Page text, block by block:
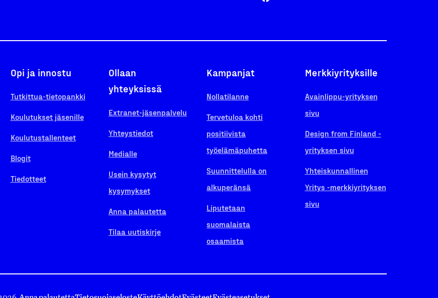
Opi ja innostu
Tutkittua-tietopankki
Koulutukset jäsenille
Koulutustallenteet
Blogit
Tiedotteet
Ollaan
yhteyksissä
Extranet-jäsenpalvelu
Yhteystiedot
Medialle
Usein kysytyt
kysymykset
Anna palautetta
Tilaa uutiskirje
Kampanjat
Nollatilanne
Tervetuloa kohti
positiivista
työelämäpuhetta
Suunnittelulla on
alkuperänsä
Liputetaan
suomalaista
osaamista
Merkkiyrityksille
Avainlippu-yrityksen
sivu
Design from Finland -
yrityksen sivu
Yhteiskunnallinen
Yritys -merkkiyrityksen
sivu